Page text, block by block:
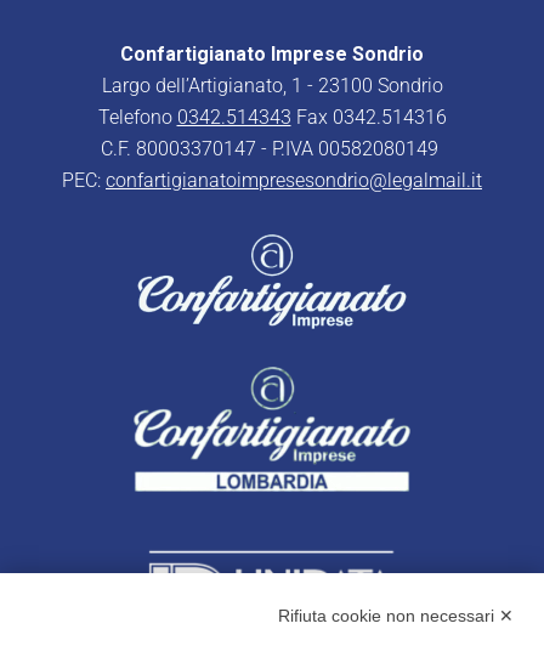
Confartigianato Imprese Sondrio
Largo dell’Artigianato, 1 - 23100 Sondrio
Telefono 0342.514343 Fax 0342.514316
C.F. 80003370147 - P.IVA 00582080149
PEC: confartigianatoimpresesondrio@legalmail.it
Rifiuta cookie non necessari ✕